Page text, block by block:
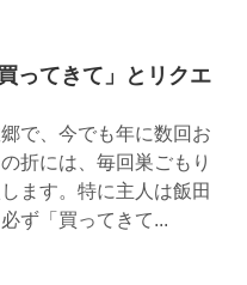
ってきて」とリクエ
で、今でも年に数回お
折には、毎回巣ごもり
ます。特に主人は飯田
ず「買ってきて...